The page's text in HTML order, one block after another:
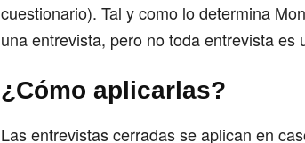
cuestionario). Tal y como lo determina
una entrevista, pero no toda entrevista es
¿Cómo aplicarlas?
Las entrevistas cerradas se aplican en